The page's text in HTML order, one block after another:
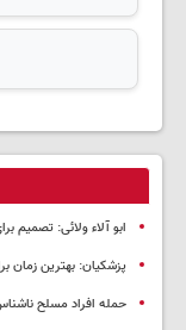
ابو آلاء ولائی: تصمیم
پزشکیان‌: بهترین زمان
حمله افراد مسلح